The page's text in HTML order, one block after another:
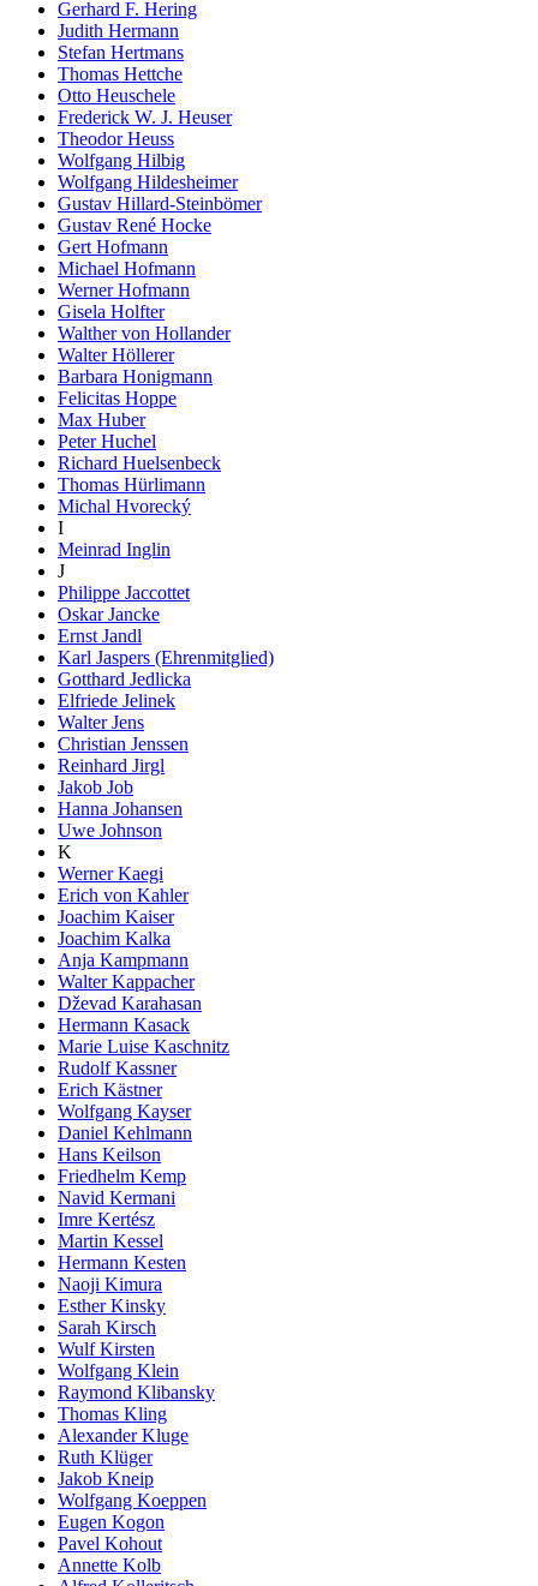
Gerhard F. Hering
Judith Hermann
Stefan Hertmans
Thomas Hettche
Otto Heuschele
Frederick W. J. Heuser
Theodor Heuss
Wolfgang Hilbig
Wolfgang Hildesheimer
Gustav Hillard-Steinbömer
Gustav René Hocke
Gert Hofmann
Michael Hofmann
Werner Hofmann
Gisela Holfter
Walther von Hollander
Walter Höllerer
Barbara Honigmann
Felicitas Hoppe
Max Huber
Peter Huchel
Richard Huelsenbeck
Thomas Hürlimann
Michal Hvorecký
I
Meinrad Inglin
J
Philippe Jaccottet
Oskar Jancke
Ernst Jandl
Karl Jaspers (Ehrenmitglied)
Gotthard Jedlicka
Elfriede Jelinek
Walter Jens
Christian Jenssen
Reinhard Jirgl
Jakob Job
Hanna Johansen
Uwe Johnson
K
Werner Kaegi
Erich von Kahler
Joachim Kaiser
Joachim Kalka
Anja Kampmann
Walter Kappacher
Dževad Karahasan
Hermann Kasack
Marie Luise Kaschnitz
Rudolf Kassner
Erich Kästner
Wolfgang Kayser
Daniel Kehlmann
Hans Keilson
Friedhelm Kemp
Navid Kermani
Imre Kertész
Martin Kessel
Hermann Kesten
Naoji Kimura
Esther Kinsky
Sarah Kirsch
Wulf Kirsten
Wolfgang Klein
Raymond Klibansky
Thomas Kling
Alexander Kluge
Ruth Klüger
Jakob Kneip
Wolfgang Koeppen
Eugen Kogon
Pavel Kohout
Annette Kolb